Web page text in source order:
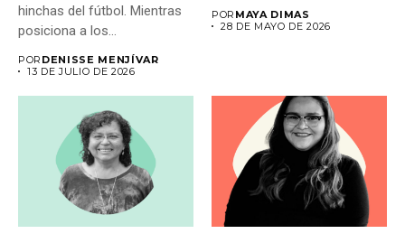
hinchas del fútbol. Mientras
posiciona a los...
POR DENISSE MENJÍVAR
13 DE JULIO DE 2026
POR MAYA DIMAS
28 DE MAYO DE 2026